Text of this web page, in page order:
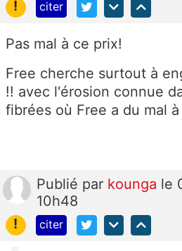
!
citer
Pas mal à ce prix!
Free cherche surtout à
!! avec l'érosion connue
fibrées où Free a du mal
Publié par kounga le
10h48
!
citer